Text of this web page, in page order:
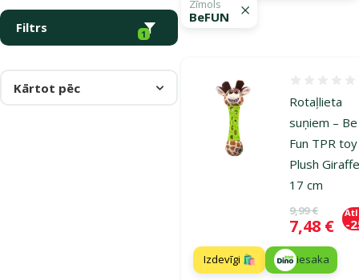
Filtrs 1
Zīmols
BeFUN
Kārtot pēc
Rotaļlieta
suņiem – Be
Fun TPR
Plush
17 cm
Oriģinālā
9,99 €
Cena
7,48 € -
Izdevīgi 🛍️ iesaka